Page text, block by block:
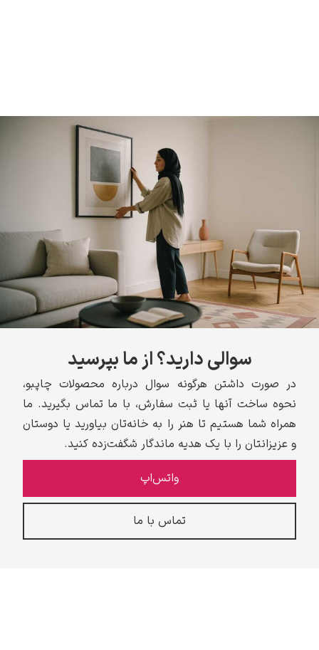
ادوارد مونک
کامی پیسارو
ادوارد هاپر
سوالی دارید؟ از ما بپرسید
در صورت داشتن هرگونه سوال درباره محصولات چاپبو،
نحوه ساخت آنها یا ثبت سفارش، با ما تماس بگیرید. ما
همراه شما هستیم تا هنر را به خانه‌تان بیاورید یا دوستان
و عزیزانتان را با یک هدیه ماندگار شگفت‌زده کنید.
واتس‌اپ
تماس با ما